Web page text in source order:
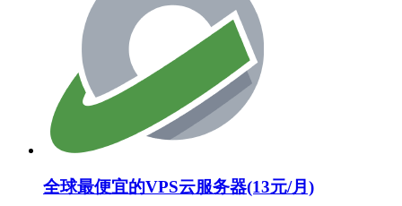
全球最便宜的VPS云服务器(13元/月)